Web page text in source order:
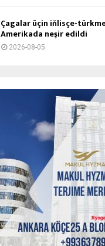
Çagalar üçin iňlisçe-
Amerikada neşir edildi
2026-08-05